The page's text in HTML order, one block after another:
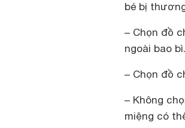
bé bị
– Chọn đồ
ngoài bao bì.
– Chọn đồ
– Không
miệng có